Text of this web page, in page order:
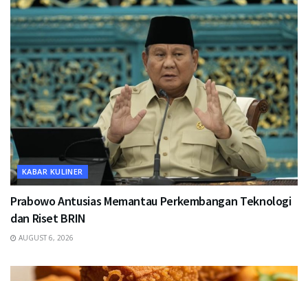
KABAR KULINER
Prabowo Antusias Memantau Perkembangan Teknologi
dan Riset BRIN
AUGUST 6, 2026